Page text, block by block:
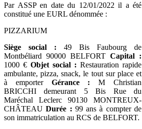
Par ASSP en date du 12/01/2022 il a été
constitué une EURL dénommée :
PIZZARIUM
Siège social : 49 Bis Faubourg de
Montbéliard 90000 BELFORT Capital :
1000 € Objet social : Restauration rapide
ambulante, pizza, snack, le tout sur place et
à emporter Gérance : M Christian
BRICCHI demeurant 5 Bis Rue du
Maréchal Leclerc 90130 MONTREUX-
CHÂTEAUDurée : 99 ans à compter de
son immatriculation au RCS de BELFORT.